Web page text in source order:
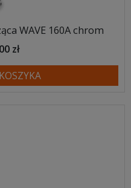
WAVE 160A chrom
zł